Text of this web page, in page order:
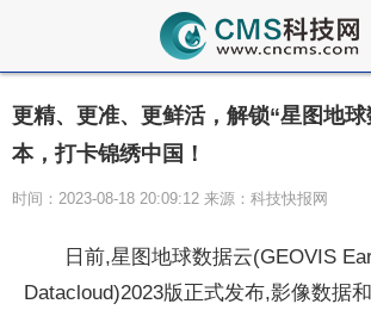
更精、更准、更鲜活，解锁“星图地
本，打卡锦绣中国！
时间：2023-08-18 20:09:12 来源：科技快报网
日前,星图地球数据云(GEOVIS
Datacloud)2023版正式发布,影像数据